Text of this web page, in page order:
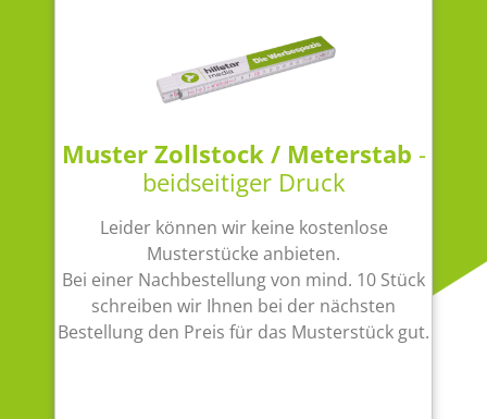
Muster Zollstock / Meterstab -
beidseitiger Druck
Leider können wir keine kostenlose
Musterstücke anbieten.
Bei einer Nachbestellung von mind. 10 Stück
schreiben wir Ihnen bei der nächsten
Bestellung den Preis für das Musterstück gut.